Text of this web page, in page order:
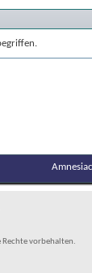
vorbehalten.